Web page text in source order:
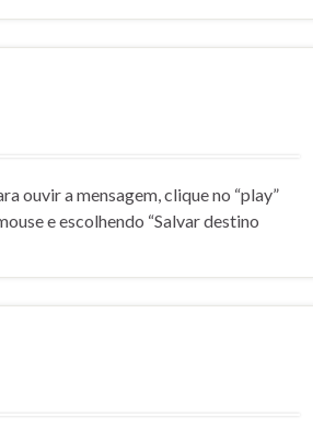
ouvir a mensagem, clique no “play”
e escolhendo “Salvar destino